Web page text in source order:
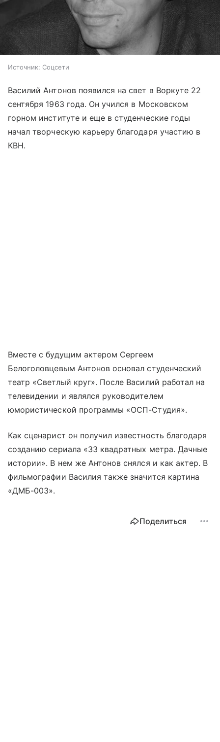
Источник: Соцсети
Василий Антонов появился на свет в Воркуте 22
сентября 1963 года. Он учился в Московском
горном институте и еще в студенческие годы
начал творческую карьеру благодаря участию в
КВН.
Вместе с будущим актером Сергеем
Белоголовцевым Антонов основал студенческий
театр «Светлый круг». После Василий работал на
телевидении и являлся руководителем
юмористической программы «ОСП-Студия».
Как сценарист он получил известность благодаря
созданию сериала «33 квадратных метра. Дачные
истории». В нем же Антонов снялся и как актер. В
фильмографии Василия также значится картина
«ДМБ-003».
Поделиться